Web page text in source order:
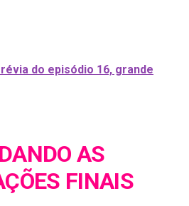
do episódio 16, grande
AS
FINAIS